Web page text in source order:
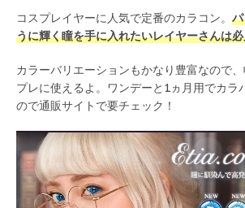
コスプレイヤーに人気で定番のカラコン。
うに輝く瞳を手に入れたいレイヤーさんは
カラーバリエーションもかなり豊富なので
プレに使えるよ。ワンデーと1ヵ月用でカラ
ので通販サイトで要チェック！